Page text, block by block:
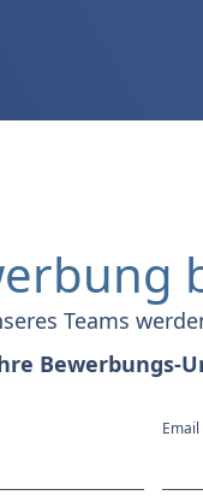
Teams
Bewerbungs-
Email